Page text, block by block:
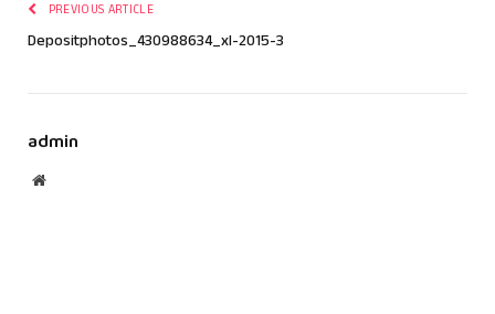
PREVIOUS ARTICLE
Depositphotos_430988634_xl-2015-3
admin
Website